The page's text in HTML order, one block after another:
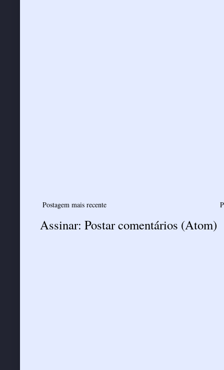
Postagem mais recente
Assinar: Postar comentários (Atom)